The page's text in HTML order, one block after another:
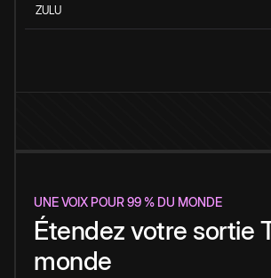
ZULU
UNE VOIX POUR 99 % DU MONDE
Étendez votre sortie
monde